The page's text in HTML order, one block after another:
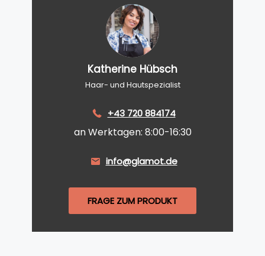
Katherine Hübsch
Haar- und Hautspezialist
+43 720 884174
an Werktagen: 8:00-16:30
info@glamot.de
FRAGE ZUM PRODUKT